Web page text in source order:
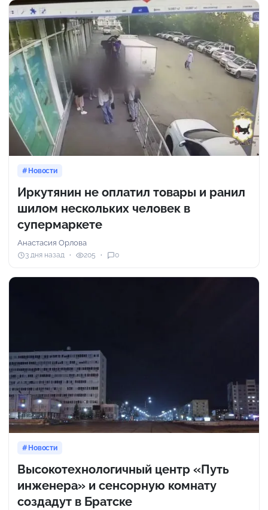
Новости
Иркутянин не оплатил товары и ранил
шилом нескольких человек в
супермаркете
Анастасия Орлова
3 дня назад 205 0
Новости
Высокотехнологичный центр «Путь
инженера» и сенсорную комнату
создадут в Братске